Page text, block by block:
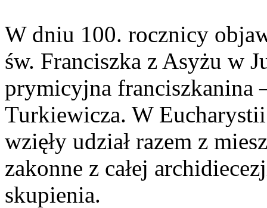
W dniu 100. rocznicy
św. Franciszka z Asyżu w
prymicyjna franciszkanina
Turkiewicza. W
wzięły udział razem z
zakonne z całej
skupienia.